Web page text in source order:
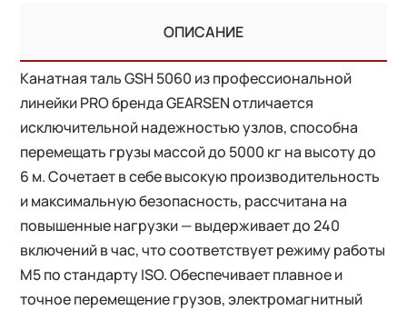
ОПИСАНИЕ
Канатная таль GSH 5060 из профессиональной
линейки PRO бренда GEARSEN отличается
исключительной надежностью узлов, способна
перемещать грузы массой до 5000 кг на высоту до
6 м. Сочетает в себе высокую производительность
и максимальную безопасность, рассчитана на
повышенные нагрузки — выдерживает до 240
включений в час, что соответствует режиму работы
M5 по стандарту ISO. Обеспечивает плавное и
точное перемещение грузов, электромагнитный